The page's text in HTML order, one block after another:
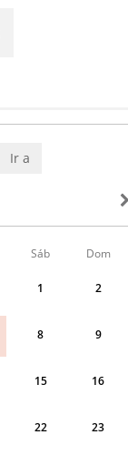
Ir a
Sáb Dom
1 2
8 9
15 16
22 23